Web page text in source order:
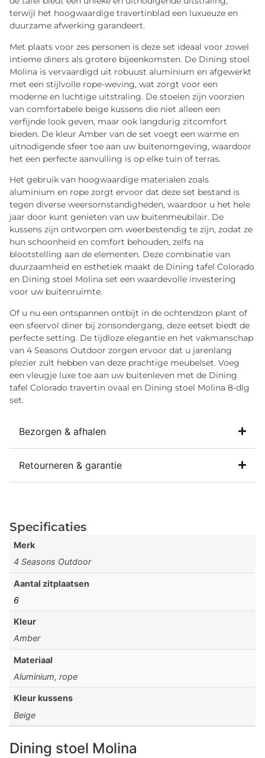
terwijl het hoogwaardige travertinblad een luxueuze en
duurzame afwerking garandeert.
Met plaats voor zes personen is deze set ideaal voor zowel
intieme diners als grotere bijeenkomsten. De Dining stoel
Molina is vervaardigd uit robuust aluminium en afgewerkt
met een stijlvolle rope-weving, wat zorgt voor een
moderne en luchtige uitstraling. De stoelen zijn voorzien
van comfortabele beige kussens die niet alleen een
verfijnde look geven, maar ook langdurig zitcomfort
bieden. De kleur Amber van de set voegt een warme en
uitnodigende sfeer toe aan uw buitenomgeving, waardoor
het een perfecte aanvulling is op elke tuin of terras.
Het gebruik van hoogwaardige materialen zoals
aluminium en rope zorgt ervoor dat deze set bestand is
tegen diverse weersomstandigheden, waardoor u het hele
jaar door kunt genieten van uw buitenmeubilair. De
kussens zijn ontworpen om weerbestendig te zijn, zodat ze
hun schoonheid en comfort behouden, zelfs na
blootstelling aan de elementen. Deze combinatie van
duurzaamheid en esthetiek maakt de Dining tafel Colorado
en Dining stoel Molina set een waardevolle investering
voor uw buitenruimte.
Of u nu een ontspannen ontbijt in de ochtendzon plant of
een sfeervol diner bij zonsondergang, deze eetset biedt de
perfecte setting. De tijdloze elegantie en het vakmanschap
van 4 Seasons Outdoor zorgen ervoor dat u jarenlang
plezier zult hebben van deze prachtige meubelset. Voeg
een vleugje luxe toe aan uw buitenleven met de Dining
tafel Colorado travertin ovaal en Dining stoel Molina 8-dlg
set.
Bezorgen & afhalen
Retourneren & garantie
Specificaties
Merk
4 Seasons Outdoor
Aantal zitplaatsen
6
Kleur
Amber
Materiaal
Aluminium, rope
Kleur kussens
Beige
Dining stoel Molina